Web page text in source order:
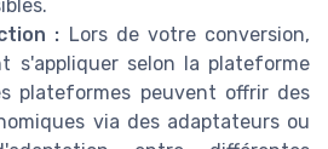
: Lors de votre conversion,
s'appliquer selon la plateforme
plateformes peuvent offrir des
via des adaptateurs ou